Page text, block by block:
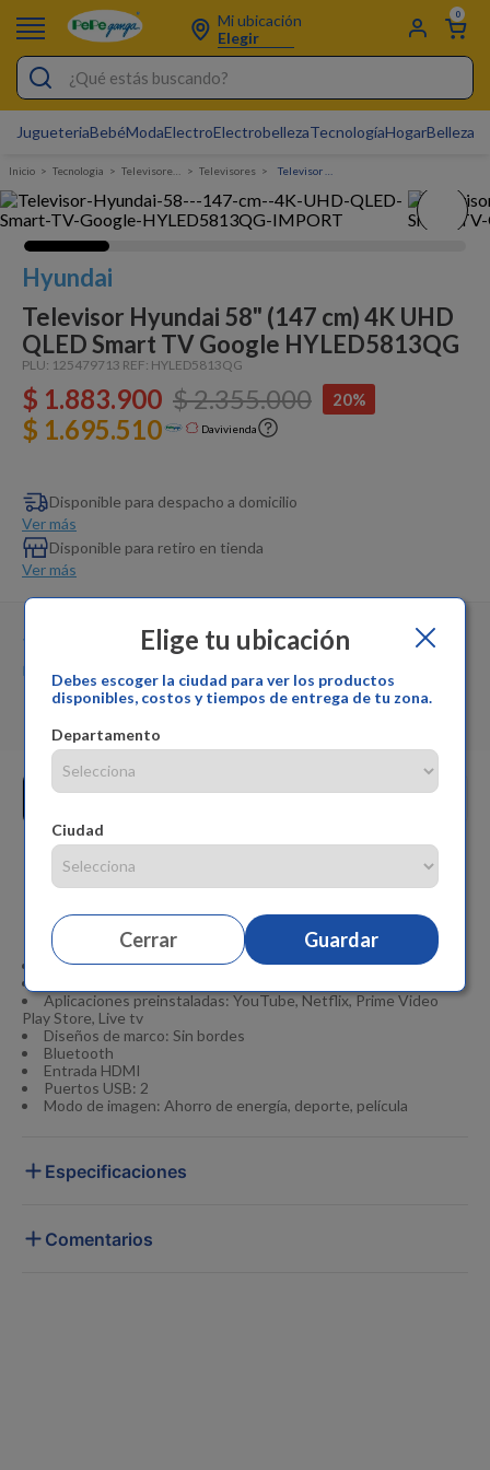
Mi ubicación
Elegir
0
¿Qué estás buscando?
JugueteriaBebéModaElectroElectrobellezaTecnologíaHogarBelleza
Elige tu ubicación
Debes escoger la ciudad para ver los productos
disponibles, costos y tiempos de entrega de tu zona.
Departamento
Ciudad
Cerrar Guardar
Tecnologia Televisores y Accesorios Televisores
Hyundai
Televisor Hyundai 58" (147 cm) 4K UHD
QLED Smart TV Google HYLED5813QG
PLU: 125479713 REF: HYLED5813QG
$ 1.883.900 $2.355.000 20%
$ 1.695.510 Davivienda
Disponible para despacho a domicilio
Ver más
Disponible para retiro en tienda
Ver más
Marketplace
Cambios y devoluciones:Marketplace
Caraterística
Imágenes en resolución UHD 4k
Aplicaciones preinstaladas: YouTube, Netflix, Prime Video
Play Store, Live tv
Diseños de marco: Sin bordes
Bluetooth
Entrada HDMI
Puertos USB: 2
Modo de imagen: Ahorro de energía, deporte, película
Especificaciones
Comentarios
Pijamas
Electro
Figuras Toy Story
Carters
Silla Mecedora Bebé
Cartas Pokemon
Dinosaurio Juguete